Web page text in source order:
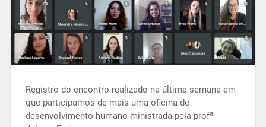
Registro do encontro realizado na última semana em
que participamos de mais uma oficina de
desenvolvimento humano ministrada pela profª